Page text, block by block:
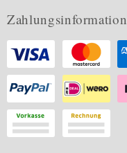
Zahlungsinformation